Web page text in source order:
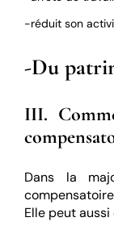
-réduit son
-Du
III.
Dans la
Elle peut